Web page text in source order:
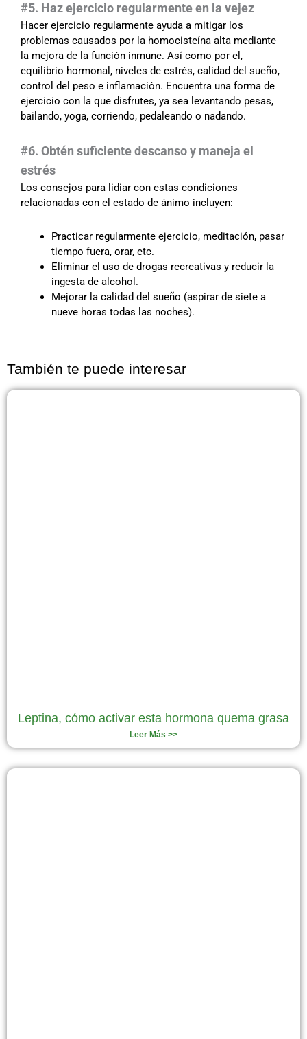
#5. Haz ejercicio regularmente en la vejez
Hacer ejercicio regularmente ayuda a mitigar los
problemas causados por la homocisteína alta mediante
la mejora de la función inmune. Así como por el,
equilibrio hormonal, niveles de estrés, calidad del sueño,
control del peso e inflamación. Encuentra una forma de
ejercicio con la que disfrutes, ya sea levantando pesas,
bailando, yoga, corriendo, pedaleando o nadando.
#6. Obtén suficiente descanso y maneja el
estrés
Los consejos para lidiar con estas condiciones
relacionadas con el estado de ánimo incluyen:
Practicar regularmente ejercicio, meditación, pasar
tiempo fuera, orar, etc.
Eliminar el uso de drogas recreativas y reducir la
ingesta de alcohol.
Mejorar la calidad del sueño (aspirar de siete a
nueve horas todas las noches).
También te puede interesar
Leptina, cómo activar esta hormona quema grasa
Leer Más >>